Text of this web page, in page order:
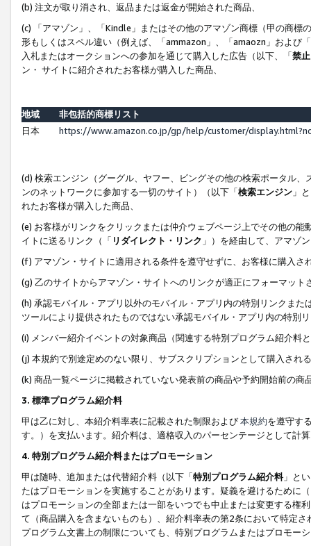
(b) 注文が取り消され、返品または返金が開始された商品、
(c) 「アマゾン」、「Kindle」またはその他のアマゾン商標（甲の商
形もしくはスペル違い（例えば、「ammazon」、「amaozn」および
入札またはオークションへの参加を通じて購入した広告（以下、「禁
ン・ サイトに紹介されたお客様が購入した商品、
地域
非包括的商標リスト
日本
https://www.amazon.co.jp/gp/help/customer/
(d) 検索エンジン（グーグル、ヤフー、ビングその他の検索ポータル
ンのネットワークに参加する一切のサイト）（以下「検索エンジン 」
れたお客様が購入した商品、
(e) お客様がリンクをクリックまたは仲介ウェブページ上でその他の
イトに送るリンク（「 リダイレクト・リンク 」）を経由して、アマゾ
(f) アマゾン・サイトに適用される条件を遵守せずに、お客様に購入さ
(g) 乙のサイトからアマゾン・サイトへのリンクが適正にフォーマッ
(h) 承認モバイル・アプリ以外のモバイル・アプリ内の特別リンクま
ツールにより提供されたものではない承認モバイル・アプリ内の特別
(i) メンバー紹介イベントの対象商品（関連する特別プログラム紹介料
(j) 本規約で別途定めのない限り、サブスクリプションとして購入され
(k) 商品一覧ページに掲載されていない発表前の商品や予約開始前の商
3. 標準プログラム紹介料
甲は乙に対し、本紹介料率表に記載された制限および本規約を遵守す
す。）を支払います。紹介料は、適格収入のパーセンテージとして計
4. 特別プログラム紹介料またはプロモーション
甲は随時、追加または代替紹介料（以下「特別プログラム紹介料」と
たはプロモーションを実施することがあります。疑義を避けるために
はプロモーションの全部または一部をいつでも中止または変更する権
て（商品購入を含まないものも）、紹介料率表の第2条において特定
プログラム文書上の制限についても、特別プログラムまたはプロモー